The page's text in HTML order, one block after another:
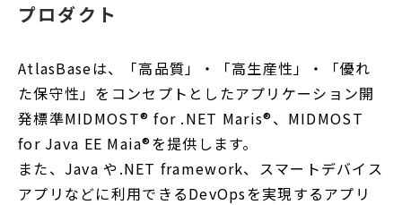
プロダクト
AtlasBaseは、「高品質」・「高生産性」・「優れ
た保守性」をコンセプトとしたアプリケーション開
発標準MIDMOST® for .NET Maris®、MIDMOST
for Java EE Maia®を提供します。
また、Java や.NET framework、スマートデバイス
アプリなどに利用できるDevOpsを実現するアプリ